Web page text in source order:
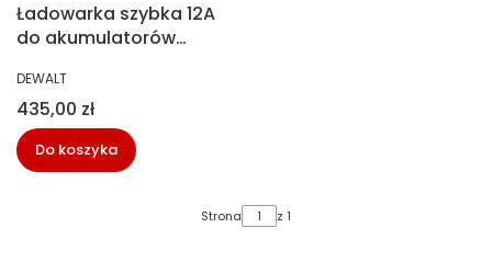
Ładowarka szybka 12A
do akumulatorów
DeWalt DCB117-QW
PRODUCENT
DEWALT
Cena
435,00 zł
Do koszyka
Strona z 1